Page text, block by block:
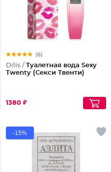
(6)
Dilis / Туалетная вода Sexy
Twenty (Секси Твенти)
1380 ₽
-15%